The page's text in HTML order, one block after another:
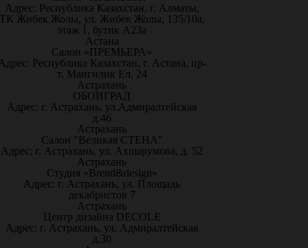
Адрес: Республика Казахстан, г. Алматы,
Жибек Жолы, ул. Жибек Жолы, 135/10а,
этаж 1, бутик А23а
Астана
Салон «ПРЕМЬЕРА»
Республика Казахстан, г. Астана, пр-
т. Мангилик Ел, 24
Астрахань
ОБОИГРАД
Адрес: г. Астрахань, ул.Адмиралтейская
д.46
Астрахань
Салон "Великая СТЕНА"
Адрес: г. Астрахань, ул. Ахшарумова, д. 52
Астрахань
Студия «Brend&design»
Адрес: г. Астрахань, ул. Площадь
декабристов 7
Астрахань
Центр дизайна DECOLE
Адрес: г. Астрахань, ул. Адмиралтейская
д.30